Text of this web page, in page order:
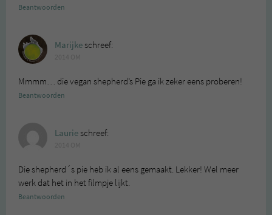
Beantwoorden
Marijkeschreef:
Mmmm… die vegan shepherd’s Pie ga ik zeker eens proberen!
Beantwoorden
Laurieschreef:
Die shepherd´s pie heb ik al eens gemaakt. Lekker! Wel meer
werk dat het in het filmpje lijkt.
Beantwoorden